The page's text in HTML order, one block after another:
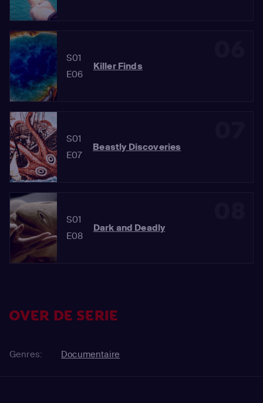
S01
E06
Killer Finds
S01
E07
Beastly Discoveries
S01
E08
Dark and Deadly
OVER DE SERIE
Genres: Documentaire